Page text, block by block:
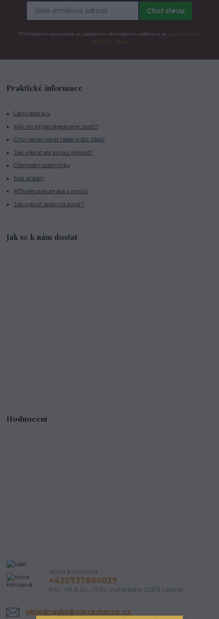
Chci slevu
Přihlášením souhlasíte se zasíláním obchodních sdělení a se zpracováním
osobních údajů.
Praktické informace
Ceny dopravy
Kdy mi přijde objednané zboží?
Chci reklamovat nebo vrátit zboží
Jak vybrat správnou velikost?
Obchodní podmínky
Náš příběh
Affiliate spolupráce s provizí
Jak vybrat sedlo na koně?
Jak se k nám dostat
Hodnocení
Anna Kohútová
+420737880039
PO - PÁ 9.30 - 17.30 Vrchlického 338/3 Liberec
objednavky@cleverhorse.cz